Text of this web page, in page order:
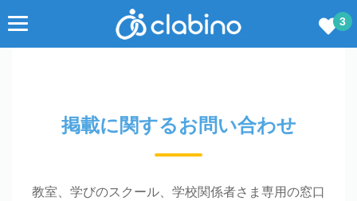
3
掲載に関するお問い合わせ
教室、学びのスクール、学校関係者さま専用の窓口